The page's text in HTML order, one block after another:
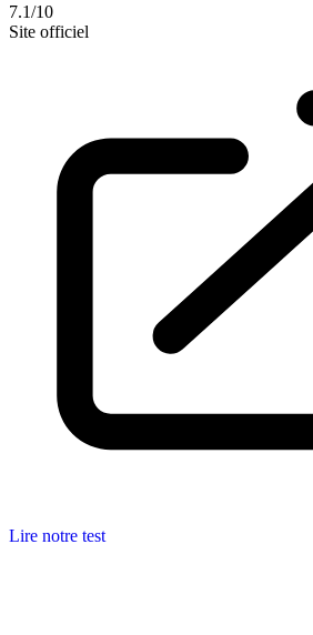
7.1/10
Site officiel
Lire notre test